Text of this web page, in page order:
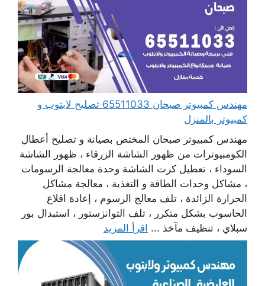
مهندس كمبيوتر صبحان 65511033 تصليح لابتوب و
كمبيوتر بالمنزل
مهندس كمبيوتر صبحان المختص بصيانة و تصليح أعطال
الكومبيوترات من ظهور الشاشة الزرقاء ، ظهور الشاشة
السوداء ، تعطيل كرت الشاشة وحدة معالجة الرسومات
، مشاكل وحدات الطاقة و التغذية ، معالجة مشاكل
الحرارة الزائدة ، تلف معالج الرسوم ، إعادة اقلاع
الحاسوب بشكل متكرر ، تلف التوانزستور ، استبدال بور
سبلاي ، تنظيف مآخذ ... اقرأ المزيد